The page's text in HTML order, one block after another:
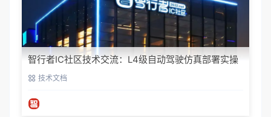
智行者IC社区技术交流：L4级自动驾驶仿真部署实操
指南技术文档